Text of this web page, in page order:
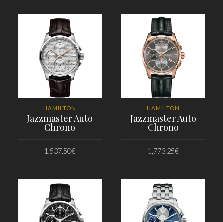
HAMILTON
Jazzmaster Auto
Chrono
1,537.50€
HAMILTON
Jazzmaster Auto
Chrono
1,773.25€